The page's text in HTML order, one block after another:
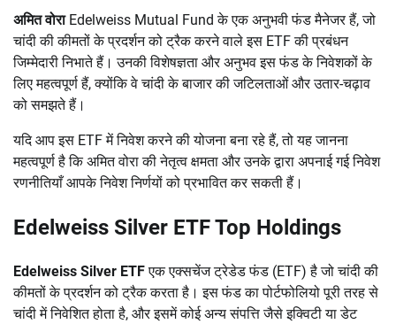
अमित वोराEdelweiss Mutual Fund के एक अनुभवी फंड मैनेजर हैं, जो
चांदी की कीमतों के प्रदर्शन को ट्रैक करने वाले इस ETF की प्रबंधन
जिम्मेदारी निभाते हैं। उनकी विशेषज्ञता और अनुभव इस फंड के निवेशकों के
लिए महत्वपूर्ण हैं, क्योंकि वे चांदी के बाजार की जटिलताओं और उतार-चढ़ाव
को समझते हैं।
यदि आप इस ETF में निवेश करने की योजना बना रहे हैं, तो यह जानना
महत्वपूर्ण है कि अमित वोरा की नेतृत्व क्षमता और उनके द्वारा अपनाई गई निवेश
रणनीतियाँ आपके निवेश निर्णयों को प्रभावित कर सकती हैं।
Edelweiss Silver ETF Top Holdings
Edelweiss Silver ETFएक एक्सचेंज ट्रेडेड फंड (ETF) है जो चांदी की
कीमतों के प्रदर्शन को ट्रैक करता है। इस फंड का पोर्टफोलियो पूरी तरह से
चांदी में निवेशित होता है, और इसमें कोई अन्य संपत्ति जैसे इक्विटी या डेट